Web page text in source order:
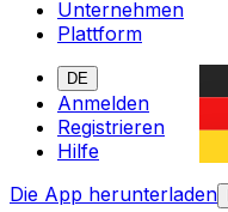
Unternehmen
Plattform
DE
Anmelden
Registrieren
Hilfe
Die App herunterladen